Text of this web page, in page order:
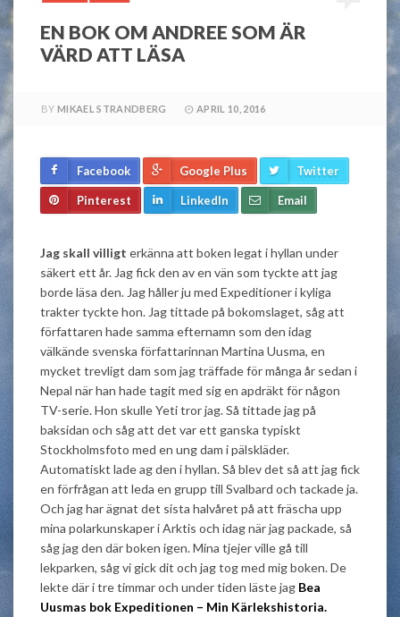
EN BOK OM ANDREE SOM ÄR
VÄRD ATT LÄSA
BY MIKAEL STRANDBERG APRIL 10, 2016
Facebook Google Plus Twitter
Pinterest LinkedIn Email
Jag skall villigt erkänna att boken legat i hyllan under
säkert ett år. Jag fick den av en vän som tyckte att jag
borde läsa den. Jag håller ju med Expeditioner i kyliga
trakter tyckte hon. Jag tittade på bokomslaget, såg att
författaren hade samma efternamn som den idag
välkände svenska författarinnan Martina Uusma, en
mycket trevligt dam som jag träffade för många år sedan i
Nepal när han hade tagit med sig en apdräkt för någon
TV-serie. Hon skulle Yeti tror jag. Så tittade jag på
baksidan och såg att det var ett ganska typiskt
Stockholmsfoto med en ung dam i pälskläder.
Automatiskt lade ag den i hyllan. Så blev det så att jag fick
en förfrågan att leda en grupp till Svalbard och tackade ja.
Och jag har ägnat det sista halvåret på att fräscha upp
mina polarkunskaper i Arktis och idag när jag packade, så
såg jag den där boken igen. Mina tjejer ville gå till
lekparken, såg vi gick dit och jag tog med mig boken. De
lekte där i tre timmar och under tiden läste jag Bea
Uusmas bok Expeditionen – Min Kärlekshistoria.